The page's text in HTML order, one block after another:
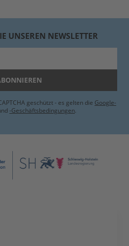
UNSEREN NEWSLETTER
geschützt - es gelten die Google-
-Geschäftsbedingungen.